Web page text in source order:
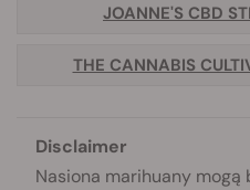
JOANNE'S CBD
THE CANNABIS
Disclaimer
Nasiona marihuany mogą